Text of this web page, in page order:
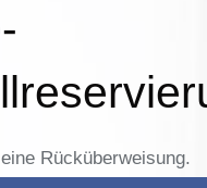
Rücküberweisung.